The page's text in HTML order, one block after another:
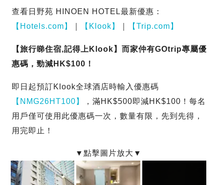
查看日野苑 HINOEN HOTEL最新優惠：
【Hotels.com】
【Klook】 【Trip.com】
【旅行睇住宿,記得上Klook】而家仲有GOtrip專屬優
惠碼，勁減HK$100！
即日起預訂Klook全球酒店時輸入優惠碼
【NMG26HT100】
，滿HK$500即減HK$100！每名
用戶僅可使用此優惠碼一次，數量有限，先到先得，
用完即止！